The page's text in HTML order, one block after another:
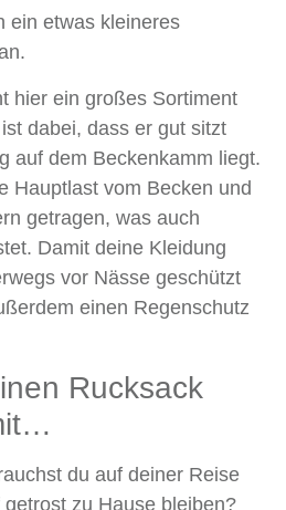
ein etwas kleineres
hier ein großes Sortiment
dabei, dass er gut sitzt
auf dem Beckenkamm liegt.
Hauptlast vom Becken und
getragen, was auch
Damit deine Kleidung
vor Nässe geschützt
einen Regenschutz
Rucksack
du auf deiner Reise
zu Hause bleiben?